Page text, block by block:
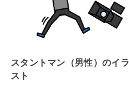
スタントマン（男性）のイラ
スト